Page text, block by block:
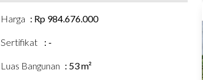
Harga : Rp 984.676.000
Sertifikat : -
Luas Bangunan : 53 m²